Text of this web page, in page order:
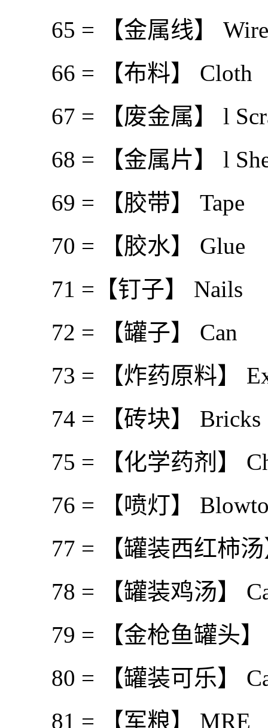
65 = 【金属线】 Wire
66 = 【布料】 Cloth
67 = 【废金属】 l
68 = 【金属片】 l
69 = 【胶带】 Tape
70 = 【胶水】 Glue
71 =【钉子】 Nails
72 = 【罐子】 Can
73 = 【炸药原料】
74 = 【砖块】 Bricks
75 = 【化学药剂】
76 = 【喷灯】
77 = 【罐装西红柿汤
78 = 【罐装鸡汤】
79 = 【金枪鱼罐头】
80 = 【罐装可乐】
81 = 【军粮】 MRE